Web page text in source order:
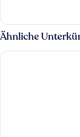
Balkon
(Prestige
Living)
Ähnliche
Glück auf